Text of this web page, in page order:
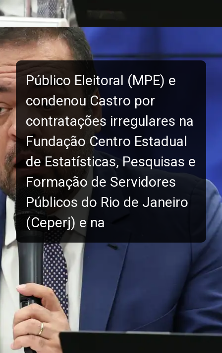
Público Eleitoral (MPE) e
condenou Castro por
contratações irregulares na
Fundação Centro Estadual
de Estatísticas, Pesquisas e
Formação de Servidores
Públicos do Rio de Janeiro
(Ceperj) e na